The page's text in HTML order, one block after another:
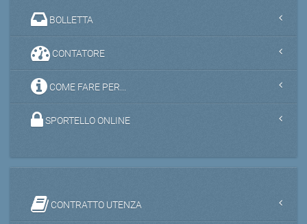
BOLLETTA
CONTATORE
COME FARE PER...
SPORTELLO ONLINE
CONTRATTO UTENZA